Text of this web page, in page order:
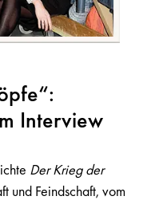
Interview
Der Krieg der
und Feindschaft, vom